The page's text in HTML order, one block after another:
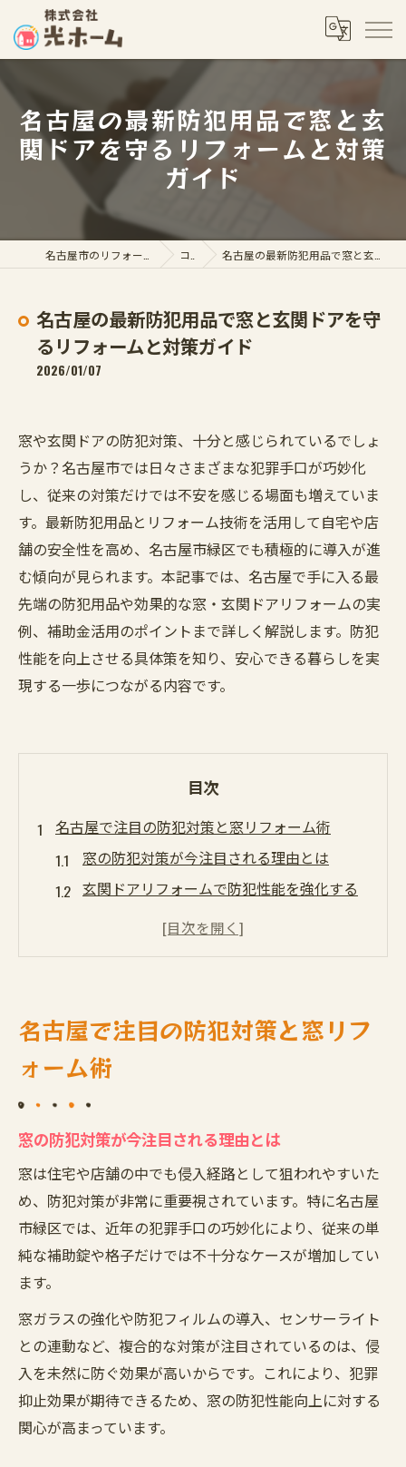
名古屋の最新防犯用品で窓と玄
関ドアを守るリフォームと対策
ガイド
コラム 名古屋の最新防犯用品で窓と玄関ドアを守るリフォームと対策ガイド
名古屋の最新防犯用品で窓と玄関ドアを守
るリフォームと対策ガイド
2026/01/07
窓や玄関ドアの防犯対策、十分と感じられているでしょ
うか？名古屋市では日々さまざまな犯罪手口が巧妙化
し、従来の対策だけでは不安を感じる場面も増えていま
す。最新防犯用品とリフォーム技術を活用して自宅や店
舗の安全性を高め、名古屋市緑区でも積極的に導入が進
む傾向が見られます。本記事では、名古屋で手に入る最
先端の防犯用品や効果的な窓・玄関ドアリフォームの実
例、補助金活用のポイントまで詳しく解説します。防犯
性能を向上させる具体策を知り、安心できる暮らしを実
現する一歩につながる内容です。
目次
名古屋で注目の防犯対策と窓リフォーム術
窓の防犯対策が今注目される理由とは
玄関ドアリフォームで防犯性能を強化する
最新の防犯用品で窓と玄関ドアを守る方法
玄関ドアの安全性を高める最新用品活用法
玄関ドアの防犯対策に役立つ最新用品の特
窓と連動した玄関ドアリフォームの防犯効
果
名古屋市緑区で好評の防犯リフォーム事例
最新防犯用品を使った玄関ドア強化のコツ
防犯強化なら窓やドアの見直しが効果的
窓や玄関ドアの防犯対策で侵入リスクを低
減
リフォームで実現する窓の防犯性能アップ
名古屋で注目の防犯対策と窓リフ
ォーム術
窓の防犯対策が今注目される理由とは
窓は住宅や店舗の中でも侵入経路として狙われやすいた
め、防犯対策が非常に重要視されています。特に名古屋
市緑区では、近年の犯罪手口の巧妙化により、従来の単
純な補助錠や格子だけでは不十分なケースが増加してい
ます。
窓ガラスの強化や防犯フィルムの導入、センサーライト
との連動など、複合的な対策が注目されているのは、侵
入を未然に防ぐ効果が高いからです。これにより、犯罪
抑止効果が期待できるため、窓の防犯性能向上に対する
関心が高まっています。